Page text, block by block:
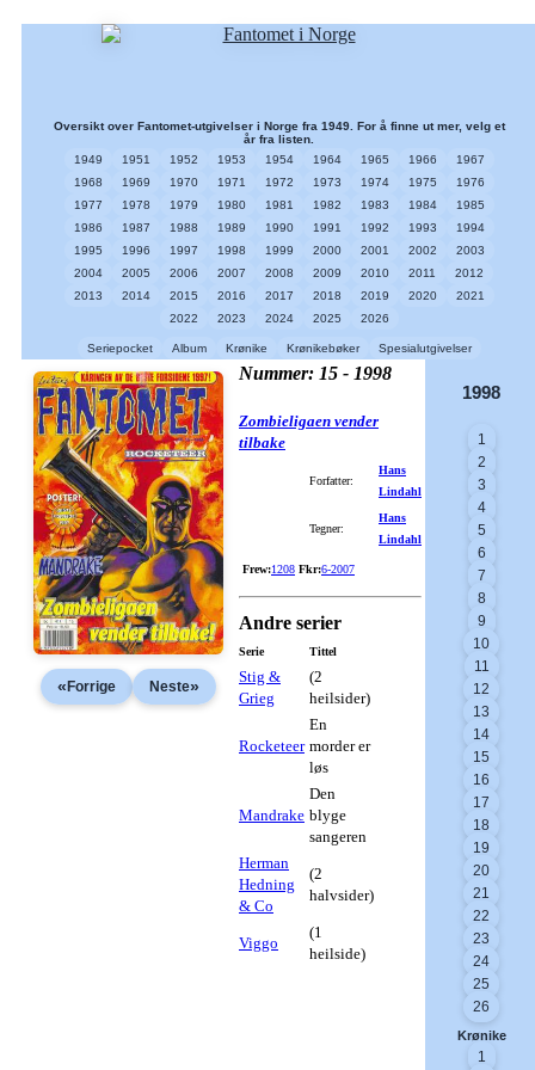
Oversikt over Fantomet-utgivelser i Norge fra 1949. For å finne ut mer, velg et
år fra listen.
1949
1951 1952 1953 1954 1964 1965 1966
1967
1968
1969 1970 1971 1972 1973 1974 1975
1976
1977
1978 1979 1980 1981 1982 1983 1984
1985
1986
1987 1988 1989 1990 1991 1992 1993
1994
1995
1996 1997 1998 1999 2000 2001 2002
2003
2004
2005 2006 2007 2008 2009 2010 2011
2012
2013
2014 2015 2016 2017 2018 2019 2020
2021
2022
2023 2024 2025 2026
Seriepocket Album Krønike Krønikebøker Spesialutgivelser
« Forrige Neste»
Nummer: 15 - 1998
Zombieligaen vender
tilbake
Forfatter:
Hans
Lindahl
Tegner:
Hans
Lindahl
Frew:1208 Fkr:6-2007
Andre serier
Serie Tittel
Stig &
Grieg
(2
heilsider)
Rocketeer
En
morder er
løs
Mandrake
Den
blyge
sangeren
Herman
Hedning
& Co
(2
halvsider)
Viggo
(1
heilside)
1998
1
2
3
4
5
6
7
8
9
10
11
12
13
14
15
16
17
18
19
20
21
22
23
24
25
26
Krønike
1